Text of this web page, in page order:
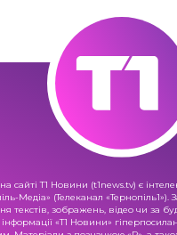
сайті Т1 Новини (t1news.tv) є
Медіа» (Телеканал «Тернопіль1»).
текстів, зображень, відео чи за
«Т1 Новини»